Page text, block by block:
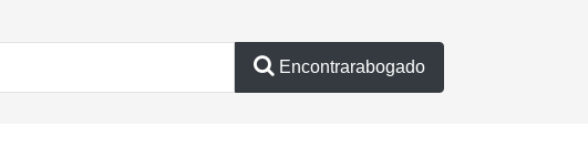
Encontrarabogado